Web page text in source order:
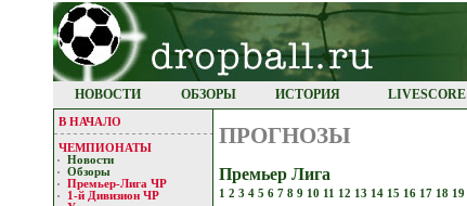
НОВОСТИ ОБЗОРЫ ИСТОРИЯ LIVESCORE
В НАЧАЛО
ЧЕМПИОНАТЫ
Новости
Обзоры
Премьер-Лигa ЧР
1-й Дивизион ЧР
ПРОГНОЗЫ
Премьер Лига
1 2 3 4 5 6 7 8 9 10 11 12 13 14 15 16 17 18 19